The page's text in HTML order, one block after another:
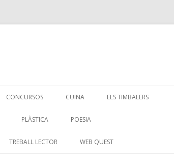
CONCURSOS CUINA ELS TIMBALERS
PLÀSTICA POESIA
TREBALL LECTOR WEB QUEST